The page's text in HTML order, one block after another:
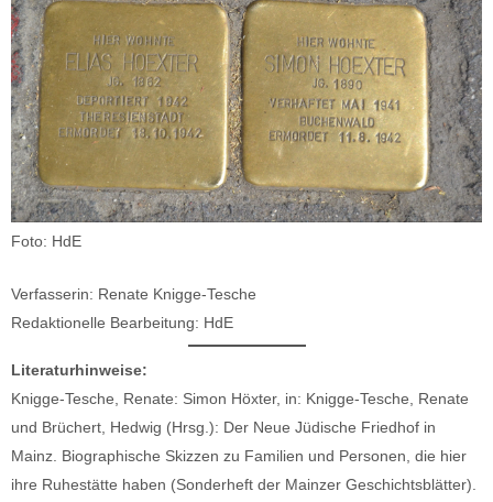
Foto: HdE
Verfasserin: Renate Knigge-Tesche
Redaktionelle Bearbeitung: HdE
Literaturhinweise:
Knigge-Tesche, Renate: Simon Höxter, in: Knigge-Tesche, Renate
und Brüchert, Hedwig (Hrsg.): Der Neue Jüdische Friedhof in
Mainz. Biographische Skizzen zu Familien und Personen, die hier
ihre Ruhestätte haben (Sonderheft der Mainzer Geschichtsblätter).